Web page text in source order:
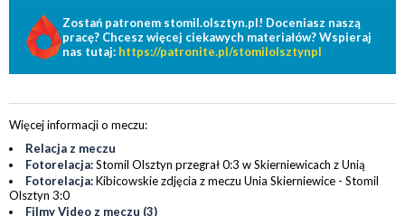
Zostań patronem stomil.olsztyn.pl! Doceniasz naszą
pracę? Chcesz więcej ciekawych materiałów? Wspieraj
nas tutaj: https://patronite.pl/stomilolsztynpl
Więcej informacji o meczu:
Relacja z meczu
Fotorelacja:Stomil Olsztyn przegrał 0:3 w Skierniewicach z Unią
Fotorelacja:Kibicowskie zdjęcia z meczu Unia Skierniewice - Stomil
Olsztyn 3:0
Filmy Video z meczu (3)